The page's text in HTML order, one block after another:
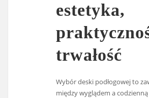
estetyka,
trwałość
Wybór deski podłogowej to
między wyglądem a